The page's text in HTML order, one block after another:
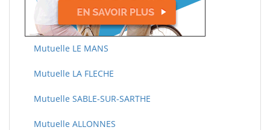
Mutuelle LE MANS
Mutuelle LA FLECHE
Mutuelle SABLE-SUR-SARTHE
Mutuelle ALLONNES